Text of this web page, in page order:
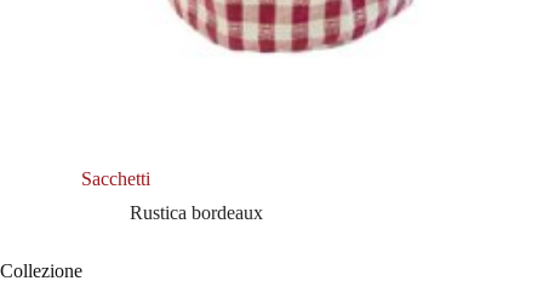
Sacchetti
Rustica bordeaux
Collezione